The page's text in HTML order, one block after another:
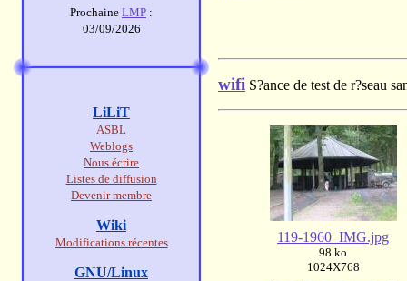
wifi S?ance de test de r?seau
119-1960_IMG.jpg
98 ko
1024X768
Prochaine LMP :
03/09/2026
LiLiT
ASBL
Weblogs
Nous écrire
Listes de diffusion
Devenir membre
Wiki
Modifications récentes
GNU/Linux